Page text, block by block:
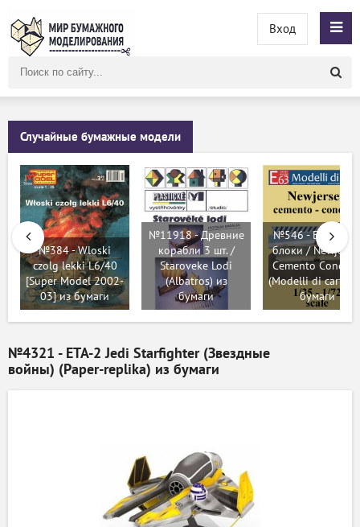
сайту
Вход
Случайные бумажные модели
№384 - Wloski
czolg lekki L6/40
[Super Model 2002-
03] из бумаги
№11918 - Древние
корабли 3 шт. /
Staroveke Lodi
(Albatros) из
бумаги
№546 -
блоки /
Cemento
(Modelli di carta)
бумаги
№4321 - ETA-2 Jedi Starfighter (Звездные
войны) (Рaper-replika) из бумаги